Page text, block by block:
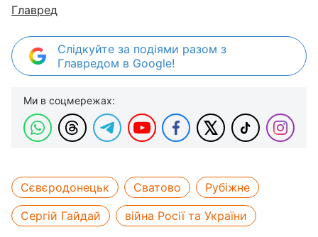
Главред
Слідкуйте за подіями разом з
Главредом в Google!
Ми в соцмережах:
Сєвєродонецьк Сватово
Рубіжне
Сергій Гайдай
війна Росії та України